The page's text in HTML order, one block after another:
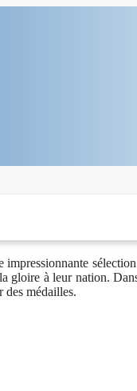
à leur nation.
des médailles.